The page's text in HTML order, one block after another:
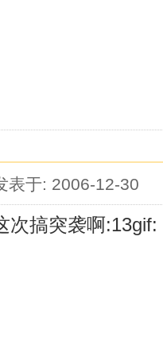
表于: 2006-12-30
次搞突袭啊